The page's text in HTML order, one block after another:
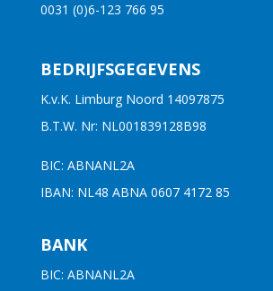
0031 (0)6-123 766 95
BEDRIJFSGEGEVENS
K.v.K. Limburg Noord 14097875
B.T.W. Nr: NL001839128B98
BIC: ABNANL2A
IBAN: NL48 ABNA 0607 4172 85
BANK
BIC: ABNANL2A